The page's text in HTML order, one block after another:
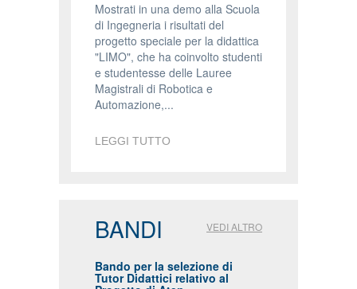
Mostrati in una demo alla Scuola
di Ingegneria i risultati del
progetto speciale per la didattica
"LIMO", che ha coinvolto studenti
e studentesse delle Lauree
Magistrali di Robotica e
Automazione,...
LEGGI TUTTO
BANDI VEDI ALTRO
Bando per la selezione di
Tutor Didattici relativo al